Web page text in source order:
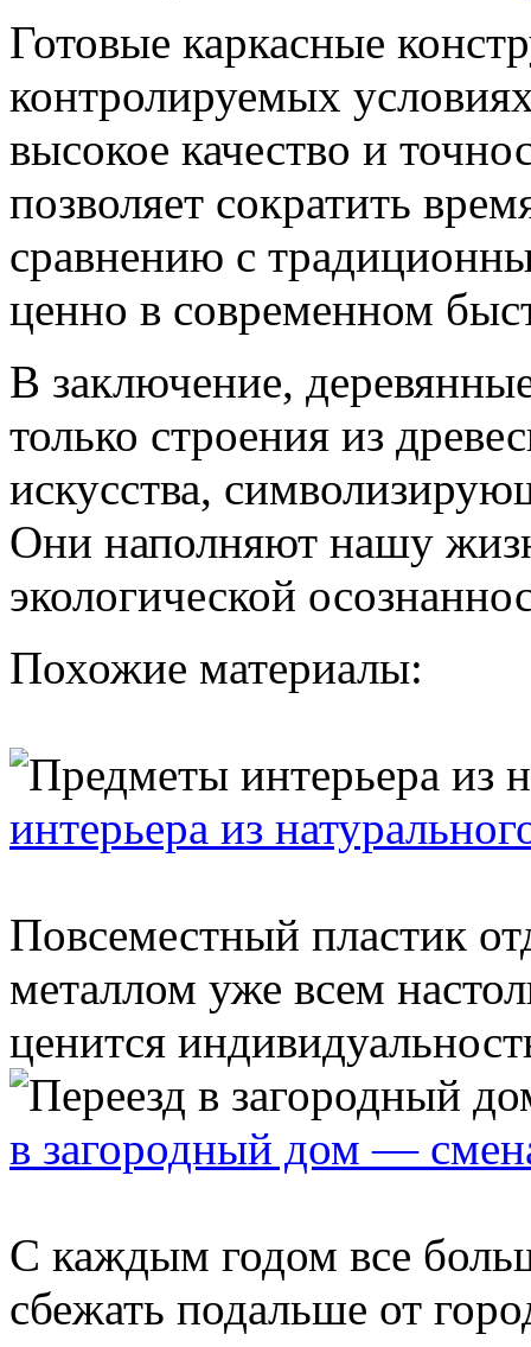
Готовые каркасные
контролируемых
высокое качество и
позволяет сократить
сравнению с
ценно в современном
В заключение,
только строения из
искусства,
Они наполняют нашу
экологической
Похожие материалы:
интерьера из
Повсеместный пластик
металлом уже всем
ценится
в загородный дом —
С каждым годом все
сбежать подальше от